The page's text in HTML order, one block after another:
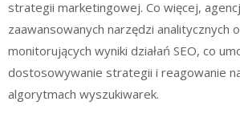
strategii marketingowej. Co więcej,
zaawansowanych narzędzi analitycznych
monitorujących wyniki działań SEO, co
dostosowywanie strategii i reagowanie
algorytmach wyszukiwarek.